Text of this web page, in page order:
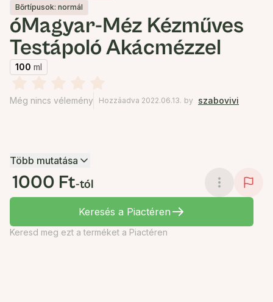
Bőrtípusok: normál
óMagyar-Méz Kézműves
Testápoló Akácmézzel
100 ml
Még nincs vélemény Hozzáadva 2022.06.13. by szabovivi
Több mutatása
1000 Ft-tól
Keresés a Piactéren
Keresd meg ezt a terméket a Piactéren